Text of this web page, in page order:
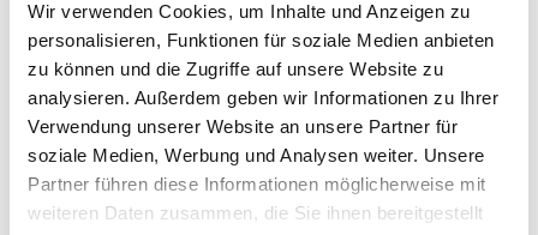
Wir verwenden Cookies, um Inhalte und Anzeigen zu
personalisieren, Funktionen für soziale Medien anbieten
zu können und die Zugriffe auf unsere Website zu
analysieren. Außerdem geben wir Informationen zu Ihrer
Verwendung unserer Website an unsere Partner für
soziale Medien, Werbung und Analysen weiter. Unsere
Partner führen diese Informationen möglicherweise mit
weiteren Daten zusammen, die Sie ihnen bereitgestellt